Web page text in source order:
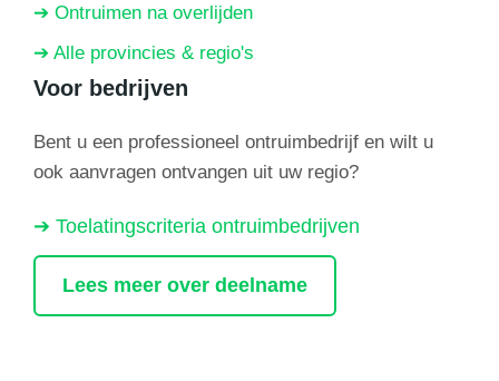
➔ Ontruimen na overlijden
➔ Alle provincies & regio's
Voor bedrijven
Bent u een professioneel ontruimbedrijf en wilt u
ook aanvragen ontvangen uit uw regio?
➔ Toelatingscriteria ontruimbedrijven
Lees meer over deelname